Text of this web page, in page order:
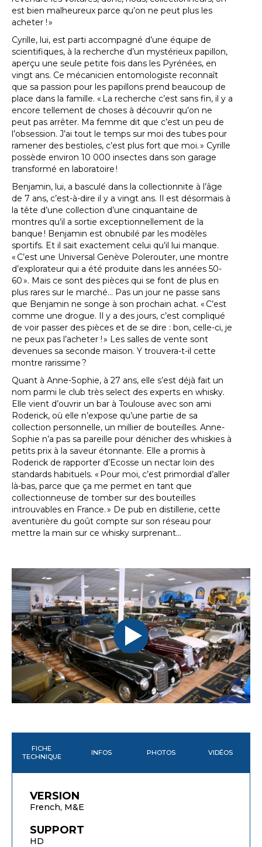
est bien malheureux parce qu’on ne peut plus les
acheter ! »
Cyrille, lui, est parti accompagné d’une équipe de
scientifiques, à la recherche d’un mystérieux papillon,
aperçu une seule petite fois dans les Pyrénées, en
vingt ans. Ce mécanicien entomologiste reconnaît
que sa passion pour les papillons prend beaucoup de
place dans la famille. « La recherche c’est sans fin, il y a
encore tellement de choses à découvrir qu’on ne
peut pas arrêter. Ma femme dit que c’est un peu de
l’obsession. J’ai tout le temps sur moi des tubes pour
ramener des bestioles, c’est plus fort que moi. » Cyrille
possède environ 10 000 insectes dans son garage
transformé en laboratoire !
Benjamin, lui, a basculé dans la collectionnite à l’âge
de 7 ans, c’est-à-dire il y a vingt ans. Il est désormais à
la tête d’une collection d’une cinquantaine de
montres qu’il a sortie exceptionnellement de la
banque ! Benjamin est obnubilé par les modèles
sportifs. Et il sait exactement celui qu’il lui manque.
« C’est une Universal Genève Polerouter, une montre
d’explorateur qui a été produite dans les années 50-
60 ». Mais ce sont des pièces qui se font de plus en
plus rares sur le marché… Pas un jour ne passe sans
que Benjamin ne songe à son prochain achat. « C’est
comme une drogue. Il y a des jours, c’est compliqué
de voir passer des pièces et de se dire : bon, celle-ci, je
ne peux pas l’acheter ! » Les salles de vente sont
devenues sa seconde maison. Y trouvera-t-il cette
montre rarissime ?
Quant à Anne-Sophie, à 27 ans, elle s’est déjà fait un
nom parmi le club très select des experts en whisky.
Elle vient d’ouvrir un bar à Toulouse avec son ami
Roderick, où elle n’expose qu’une partie de sa
collection personnelle, un millier de bouteilles. Anne-
Sophie n’a pas sa pareille pour dénicher des whiskies à
petits prix à la saveur étonnante. Elle a promis à
Roderick de rapporter d’Ecosse un nectar loin des
standards habituels. « Pour moi, c’est primordial d’aller
là-bas, parce que ça me permet en tant que
collectionneuse de tomber sur des bouteilles
introuvables en France. » De pub en distillerie, cette
aventurière du goût compte sur son réseau pour
mettre la main sur ce whisky surprenant…
FICHE
TECHNIQUE
INFOS PHOTOS VIDÉOS
VERSION
French, M&E
SUPPORT
HD